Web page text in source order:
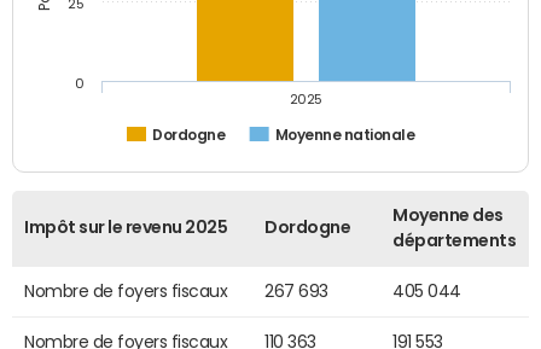
Dordogne Moyenne nationale
2025
0
25
Impôt sur le revenu 2025 Dordogne
Moyenne des
départements
Nombre de foyers fiscaux 267 693 405 044
Nombre de foyers fiscaux
110 363 191 553